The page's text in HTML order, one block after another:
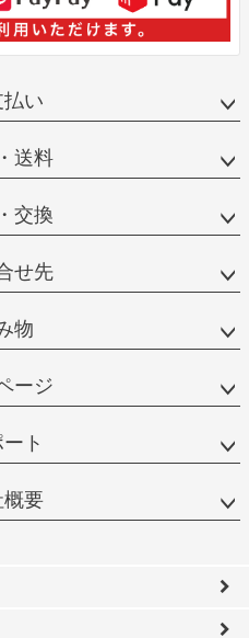
払い
送料
交換
せ先
物
ージ
ト
概要